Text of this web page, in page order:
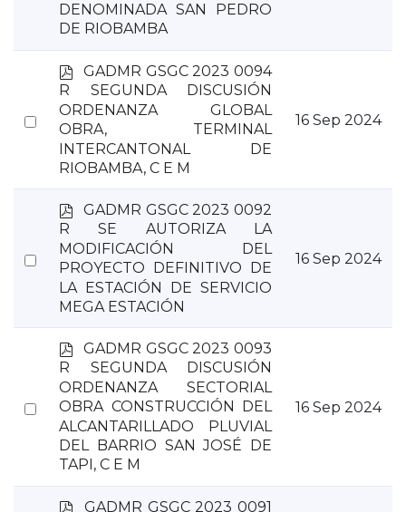
DENOMINADA SAN PEDRO
DE RIOBAMBA
Select
p
f
GADMR GSGC 2023 0094
R SEGUNDA DISCUSIÓN
ORDENANZA GLOBAL
OBRA, TERMINAL
INTERCANTONAL DE
RIOBAMBA, C E M
16 Sep 2024
Select
p
f
GADMR GSGC 2023 0092
R SE AUTORIZA LA
MODIFICACIÓN DEL
PROYECTO DEFINITIVO DE
LA ESTACIÓN DE SERVICIO
MEGA ESTACIÓN
16 Sep 2024
Select
p
f
GADMR GSGC 2023 0093
R SEGUNDA DISCUSIÓN
ORDENANZA SECTORIAL
OBRA CONSTRUCCIÓN DEL
ALCANTARILLADO PLUVIAL
DEL BARRIO SAN JOSÉ DE
TAPI, C E M
16 Sep 2024
pGADMR GSGC 2023 0091